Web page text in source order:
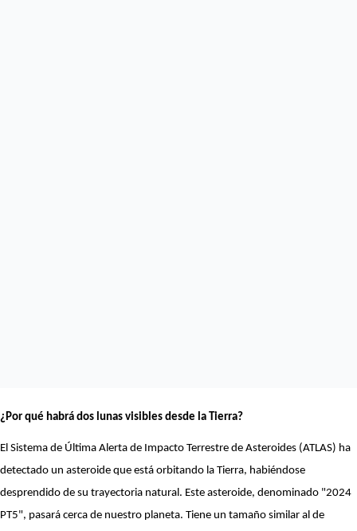
¿Por qué habrá dos lunas visibles desde la Tierra?
El Sistema de Última Alerta de Impacto Terrestre de Asteroides (ATLAS) ha
detectado un asteroide que está orbitando la Tierra, habiéndose
desprendido de su trayectoria natural. Este asteroide, denominado "2024
PT5", pasará cerca de nuestro planeta. Tiene un tamaño similar al de